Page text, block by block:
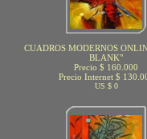
CUADROS MODERNOS
BLANK"
Precio $ 160.000
Precio Internet $
US $ 0